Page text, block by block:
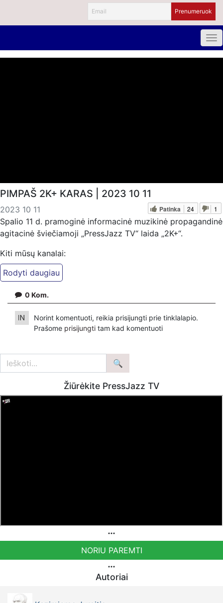
PIMPAŠ 2K+ KARAS | 2023 10 11
2023 10 11 Patinka 24 1
Spalio 11 d. pramoginė informacinė muzikinė propagandinė
agitacinė šviečiamoji „PressJazz TV“ laida „2K+“.
Kiti mūsų kanalai:
Ekspertai.eu Telegram'e – https://t.me/ekspertaiTelegram
PressJazz TV Telegram: https://t.me/pressjazztv
https://www.pressjazz.tv
https://www.ekspertai.eu
paremti galima šiais būdais:
VšĮ „Ekspertai.eu“ per PayPal paspaudę šią nuorodą –
0 Kom.
Norint komentuoti, reikia prisijungti prie tinklalapio.
Prašome prisijungti tam kad komentuoti
Žiūrėkite PressJazz TV
NORIU PAREMTI
Autoriai